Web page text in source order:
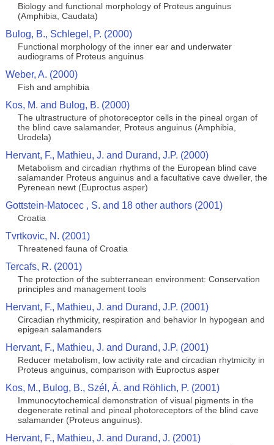
Biology and functional morphology of Proteus anguinus
(Amphibia, Caudata)
Bulog, B., Schlegel, P. (2000)
Functional morphology of the inner ear and underwater
audiograms of Proteus anguinus
Weber, A. (2000)
Fish and amphibia
Kos, M. and Bulog, B. (2000)
The ultrastructure of photoreceptor cells in the pineal organ of
the blind cave salamander, Proteus anguinus (Amphibia,
Urodela)
Hervant, F., Mathieu, J. and Durand, J.P. (2000)
Metabolism and circadian rhythms of the European blind cave
salamander Proteus anguinus and a facultative cave dweller, the
Pyrenean newt (Euproctus asper)
Gottstein-Matocec , S. and 18 other authors (2001)
Croatia
Tvrtkovic, N. (2001)
Threatened fauna of Croatia
Tercafs, R. (2001)
The protection of the subterranean environment: Conservation
principles and management tools
Hervant, F., Mathieu, J. and Durand, J.P. (2001)
Circadian rhythmicity, respiration and behavior In hypogean and
epigean salamanders
Hervant, F., Mathieu, J. and Durand, J.P. (2001)
Reducer metabolism, low activity rate and circadian rhytmicity in
Proteus anguinus, comparison with Euproctus asper
Kos, M., Bulog, B., Szél, Á. and Röhlich, P. (2001)
Immunocytochemical demonstration of visual pigments in the
degenerate retinal and pineal photoreceptors of the blind cave
salamander (Proteus anguinus).
Hervant, F., Mathieu, J. and Durand, J. (2001)